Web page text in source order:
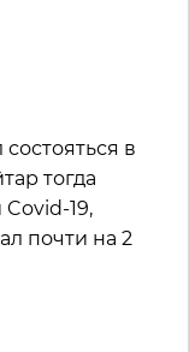
в
тогда
19,
почти на 2